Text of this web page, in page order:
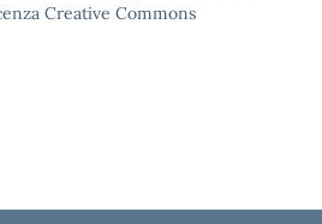
Creative Commons